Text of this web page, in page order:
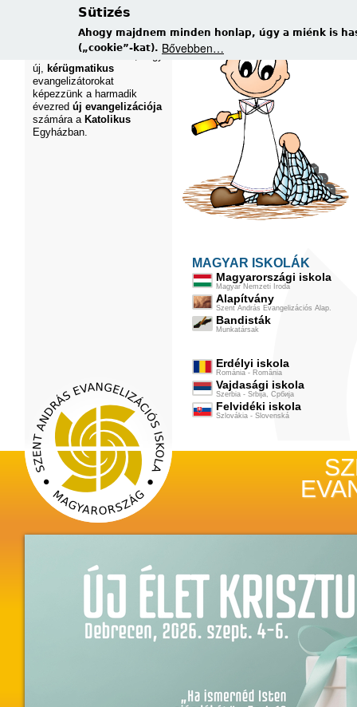
Sütizés
Ahogy majdnem minden honlap, úgy a miénk is
(„cookie”-kat). Bővebben…
ISTEN HOZOTT!
Bennünket - a Szent András
Evangelizációs Iskolát -
azért hívott létre Isten, hogy
új, kérügmatikus
evangelizátorokat
képezzünk a harmadik
évezred új evangelizációja
számára a Katolikus
Egyházban.
MAGYAR ISKOLÁK
Magyarországi iskola
Magyar Nemzeti Iroda
Alapítvány
Szent András Evangelizációs Alap.
Bandisták
Munkatársak
Erdélyi iskola
Románia - România
Vajdasági iskola
Szerbia - Srbija, Србија
Felvidéki iskola
Szlovákia - Slovenská